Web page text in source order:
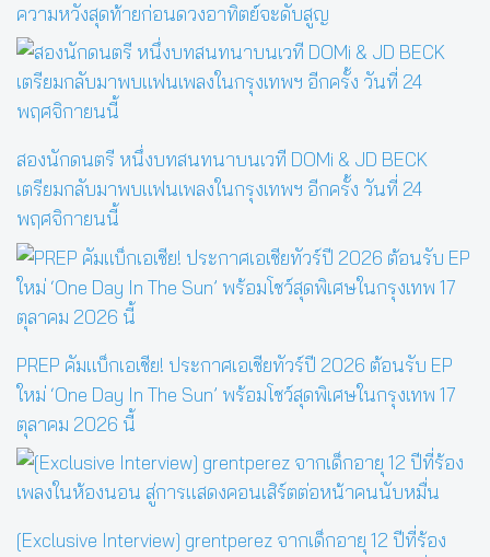
ความหวังสุดท้ายก่อนดวงอาทิตย์จะดับสูญ
สองนักดนตรี หนึ่งบทสนทนาบนเวที DOMi & JD BECK
เตรียมกลับมาพบแฟนเพลงในกรุงเทพฯ อีกครั้ง วันที่ 24
พฤศจิกายนนี้
PREP คัมแบ็กเอเชีย! ประกาศเอเชียทัวร์ปี 2026 ต้อนรับ EP
ใหม่ ‘One Day In The Sun’ พร้อมโชว์สุดพิเศษในกรุงเทพ 17
ตุลาคม 2026 นี้
[Exclusive Interview] grentperez จากเด็กอายุ 12 ปีที่ร้อง